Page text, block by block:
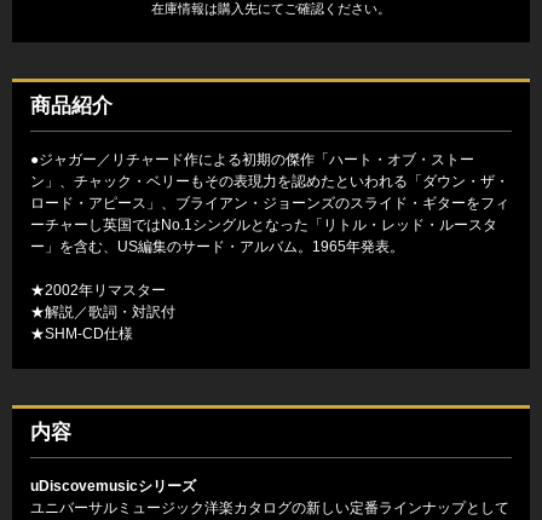
在庫情報は購入先にてご確認ください。
商品紹介
●ジャガー／リチャード作による初期の傑作「ハート・オブ・ストー
ン」、チャック・ベリーもその表現力を認めたといわれる「ダウン・ザ・
ロード・アピース」、ブライアン・ジョーンズのスライド・ギターをフィ
ーチャーし英国ではNo.1シングルとなった「リトル・レッド・ルースタ
ー」を含む、US編集のサード・アルバム。1965年発表。
★2002年リマスター
★解説／歌詞・対訳付
★SHM-CD仕様
内容
uDiscovemusicシリーズ
ユニバーサルミュージック洋楽カタログの新しい定番ラインナップとして